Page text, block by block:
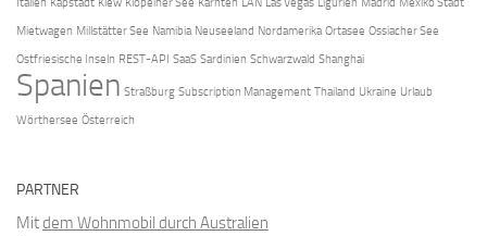
Mietwagen Millstätter See Namibia Neuseeland Nordamerika Ortasee Ossiacher See
Ostfriesische Inseln REST-API SaaS Sardinien Schwarzwald Shanghai
Spanien Straßburg Subscription Management Thailand Ukraine Urlaub
Wörthersee Österreich
PARTNER
Mitdem Wohnmobil durch Australien